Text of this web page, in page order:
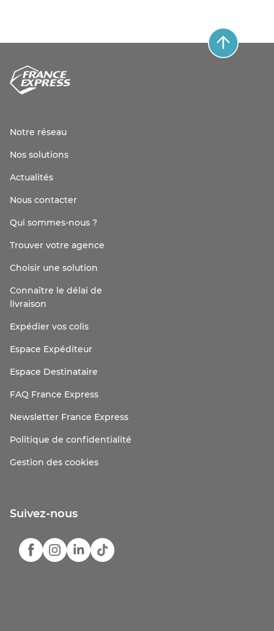
Notre réseau
Nos solutions
Actualités
Nous contacter
Qui sommes-nous ?
Trouver votre agence
Choisir une solution
Connaître le délai de
livraison
Expédier vos colis
Espace Expéditeur
Espace Destinataire
FAQ France Express
Newsletter France Express
Politique de confidentialité
Gestion des cookies
Suivez-nous